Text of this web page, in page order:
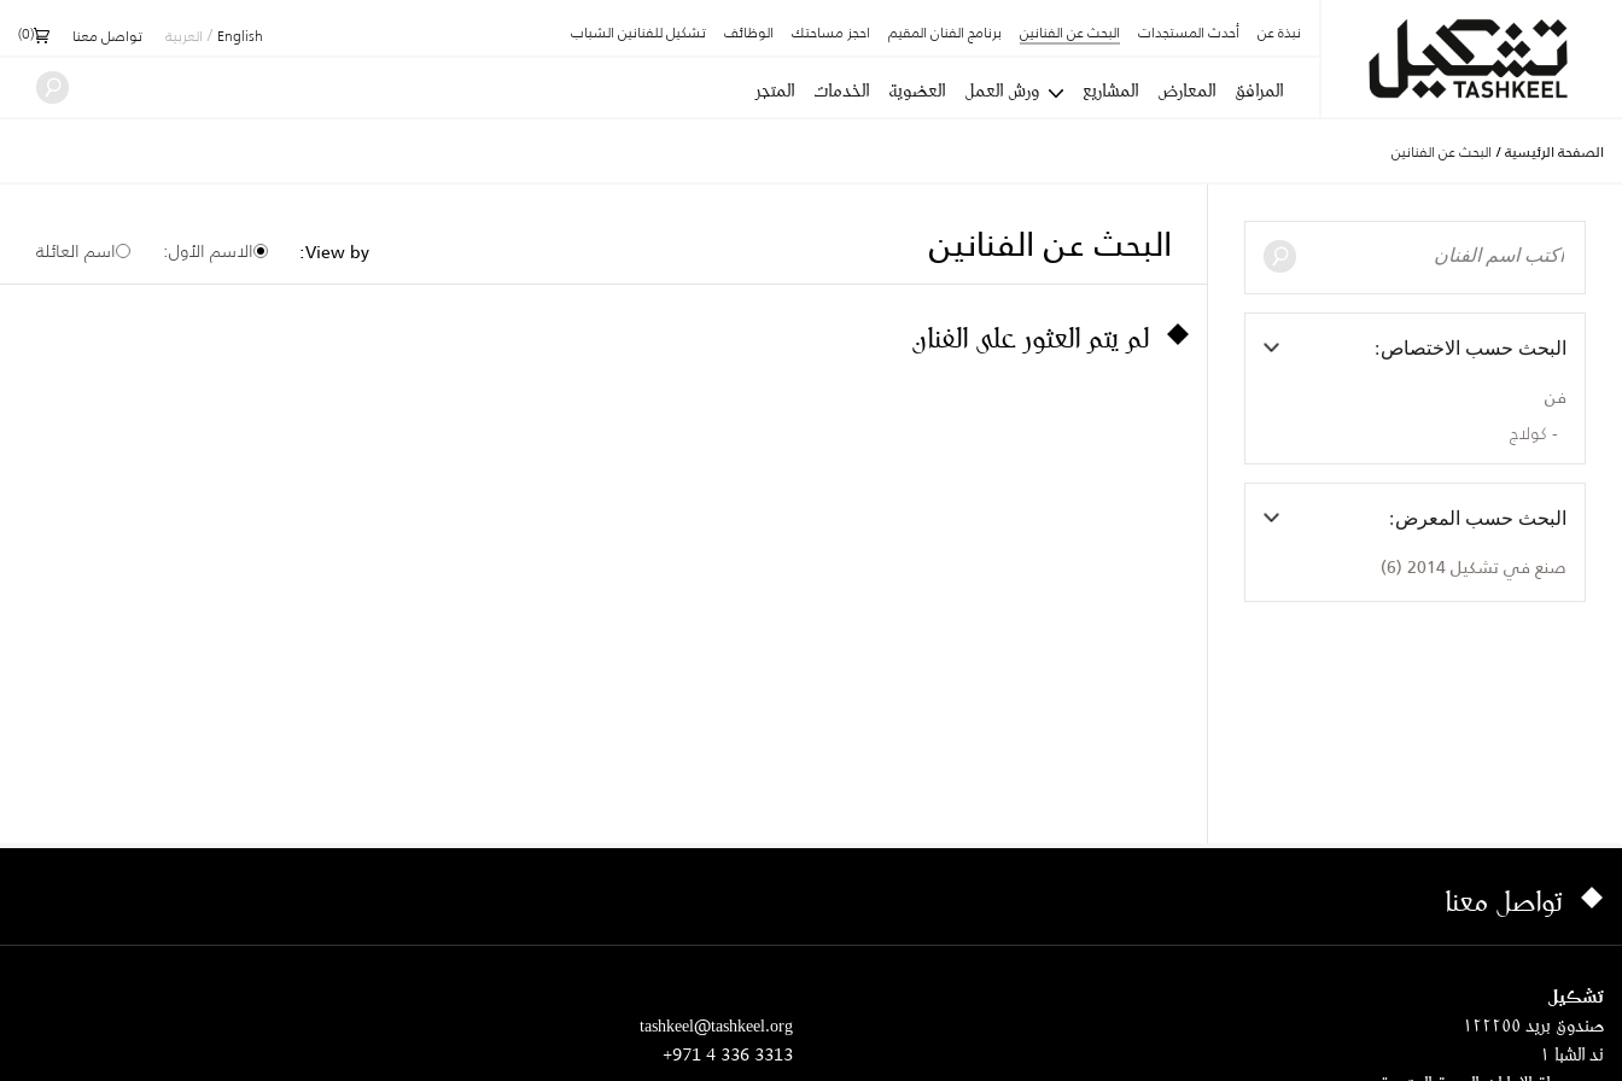
نبذة عن أحدث المستجدات البحث عن الفنانين برنامج الفنان المقيم احجز مساحتك الوظائف تشكيل للفنانين الشباب English
/ العربية تواصل معنا (
0
)
المرافق المعارض المشاريع ورش العمل العضوية الخدمات المتجر
الصفحة الرئيسية / البحث عن الفنانين
البحث حسب الاختصاص:
فن
كولاج
البحث حسب المعرض:
صنع في تشكيل 2014 (6)
البحث عن الفنانين View by: الاسم الأول: اسم العائلة
لم يتم العثور على الفنان
تواصل معنا
تشكيل
صندوق بريد ١٢٢٢٥٥
ند الشبا ١
tashkeel@tashkeel.org
+971 4 336 3313